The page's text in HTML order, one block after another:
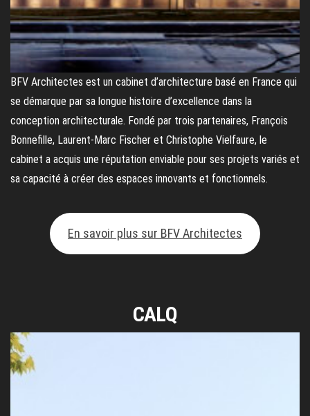
BFV Architectes est un cabinet d’architecture basé en France qui
se démarque par sa longue histoire d’excellence dans la
conception architecturale. Fondé par trois partenaires, François
Bonnefille, Laurent-Marc Fischer et Christophe Vielfaure, le
cabinet a acquis une réputation enviable pour ses projets variés et
sa capacité à créer des espaces innovants et fonctionnels.
En savoir plus sur BFV Architectes
CALQ